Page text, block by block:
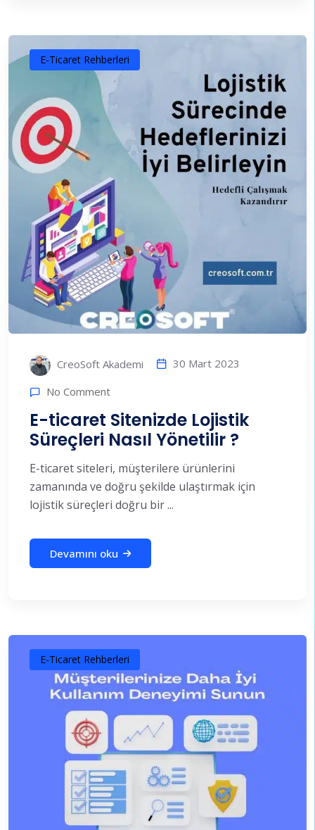
E-Ticaret Rehberleri
CreoSoft Akademi 30 Mart 2023
No Comment
E-ticaret Sitenizde Lojistik
Süreçleri Nasıl Yönetilir ?
E-ticaret siteleri, müşterilere ürünlerini
zamanında ve doğru şekilde ulaştırmak için
lojistik süreçleri doğru bir ...
Devamını oku
E-Ticaret Rehberleri